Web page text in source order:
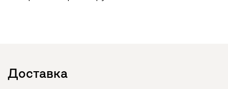
Доставка